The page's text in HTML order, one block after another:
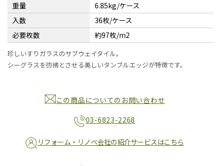
重量
6.85kg/ケース
入数
36枚/ケース
必要枚数
約97枚/m2
珍しいすりガラスのサブウェイタイル。
シーグラスを彷彿とさせる美しいタンブルエッジが特徴です。
この商品についてのお問い合わせ
03-6823-2268
リフォーム・リノベ会社の紹介サービスはこちら